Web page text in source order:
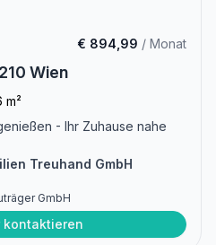
€ 894,99 / Monat
Wien
m²
- Ihr Zuhause nahe
Treuhand GmbH
GmbH
kontaktieren